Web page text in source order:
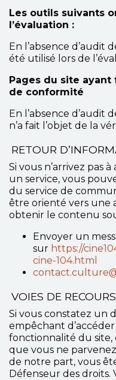
Les outils suivants
l’évaluation :
En l’absence d’audit
été utilisé lors de
Pages du site
de conformité
En l’absence d’audit
n’a fait l’objet de la
RETOUR
Si vous n’arrivez pas
un service, vous
du service de
être orienté vers une
obtenir le contenu
Envoyer un
sur https://
cine-104.html
VOIES DE RECOURS
Si vous constatez un
empêchant
fonctionnalité du site,
que vous ne
de notre part, vous
Défenseur des droits.